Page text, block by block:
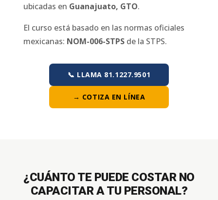
ubicadas en Guanajuato, GTO.
El curso está basado en las normas oficiales
mexicanas: NOM-006-STPS de la STPS.
📞 LLAMA 81.1227.9501
→ COTIZA EN LÍNEA
¿CUÁNTO TE PUEDE COSTAR NO
CAPACITAR A TU PERSONAL?